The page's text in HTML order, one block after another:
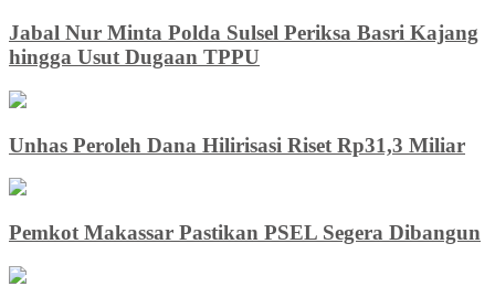
Jabal Nur Minta Polda Sulsel Periksa Basri Kajang
hingga Usut Dugaan TPPU
Unhas Peroleh Dana Hilirisasi Riset Rp31,3 Miliar
Pemkot Makassar Pastikan PSEL Segera Dibangun